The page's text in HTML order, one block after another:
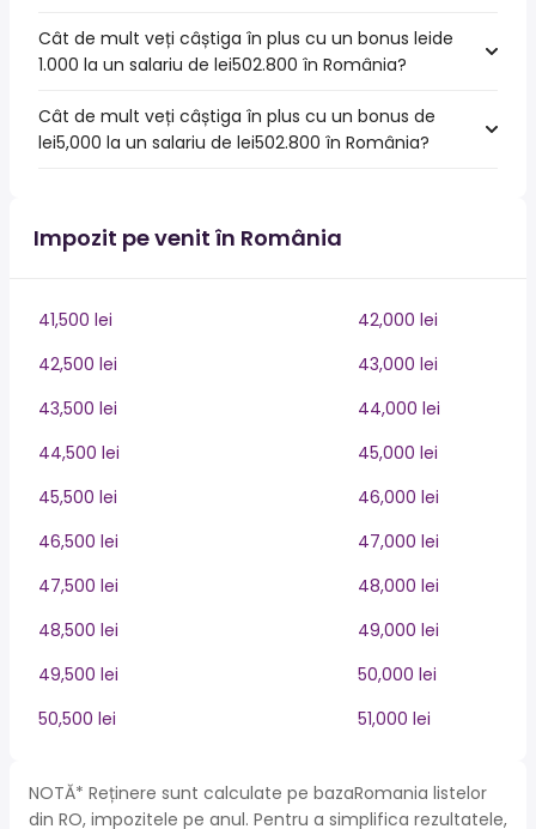
Cât de mult veți câștiga în plus cu un bonus leide
1.000 la un salariu de lei502.800 în România?
Cât de mult veți câștiga în plus cu un bonus de
lei5,000 la un salariu de lei502.800 în România?
Impozit pe venit în România
41,500 lei
42,000 lei
42,500 lei
43,000 lei
43,500 lei
44,000 lei
44,500 lei
45,000 lei
45,500 lei
46,000 lei
46,500 lei
47,000 lei
47,500 lei
48,000 lei
48,500 lei
49,000 lei
49,500 lei
50,000 lei
50,500 lei
51,000 lei
NOTĂ* Reținere sunt calculate pe bazaRomania listelor
din RO, impozitele pe anul. Pentru a simplifica rezultatele,